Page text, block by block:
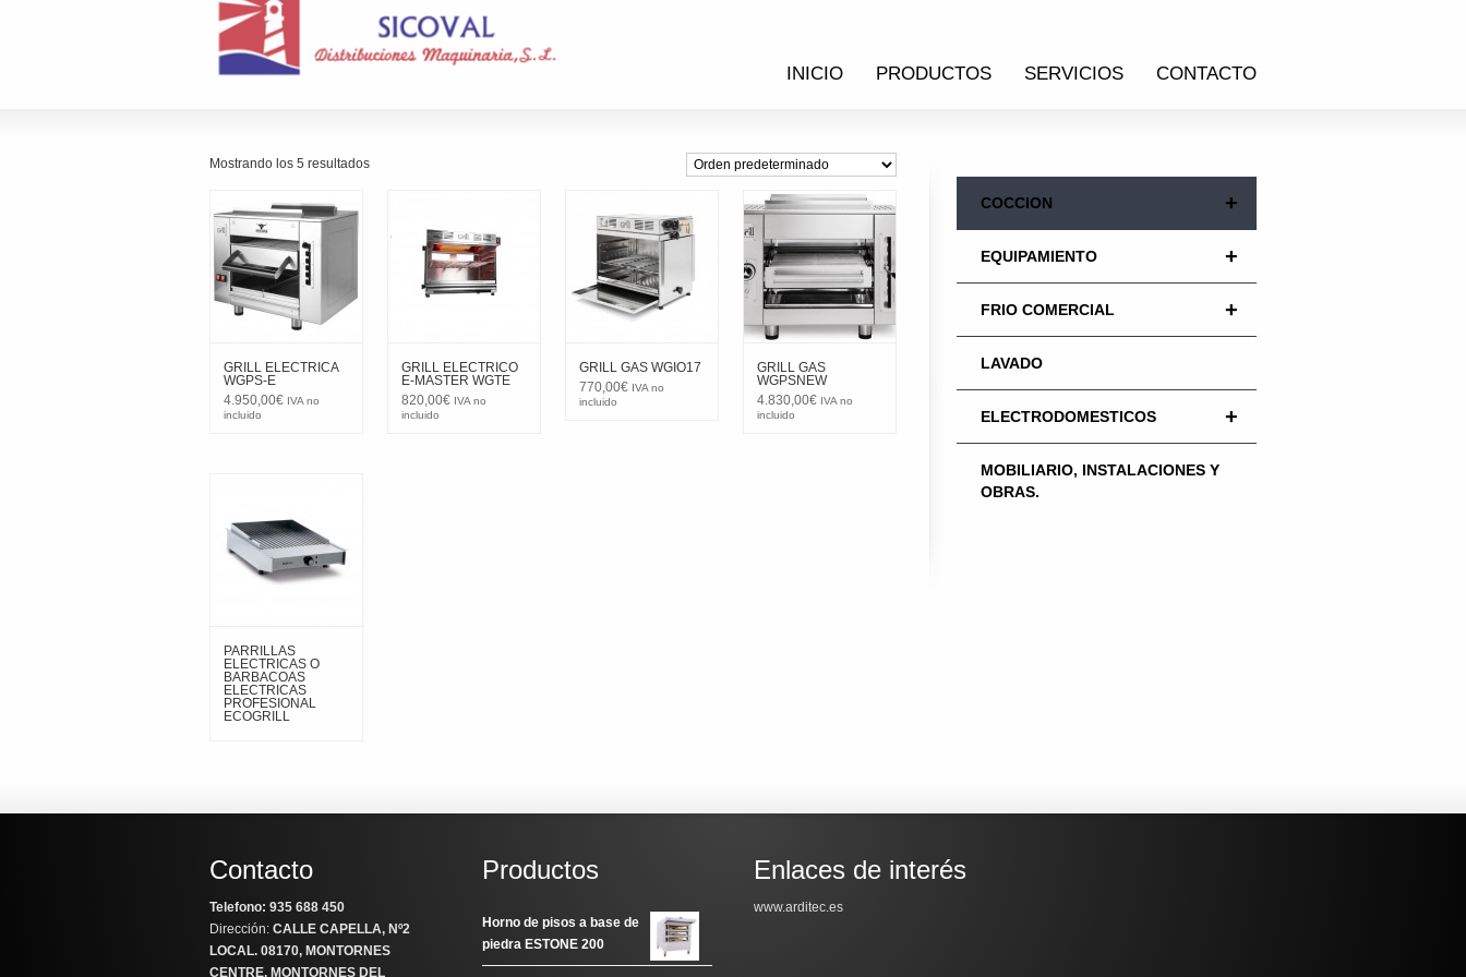
INICIO PRODUCTOS SERVICIOS CONTACTO
Mostrando los 5 resultados
GRILL ELECTRICA
WGPS-E
4.950,00€ IVA no
incluido
GRILL ELECTRICO
E-MASTER WGTE
820,00€ IVA no
incluido
GRILL GAS WGIO17
770,00€ IVA no
incluido
GRILL GAS
WGPSNEW
4.830,00€ IVA no
incluido
PARRILLAS
ELECTRICAS O
BARBACOAS
ELECTRICAS
PROFESIONAL
ECOGRILL
+
COCCION
+
EQUIPAMIENTO
+
FRIO COMERCIAL
LAVADO
+
ELECTRODOMESTICOS
MOBILIARIO, INSTALACIONES Y
OBRAS.
Contacto
Telefono: 935 688 450
Dirección: CALLE CAPELLA, Nº2
LOCAL. 08170, MONTORNES
CENTRE, MONTORNES DEL
Productos
Horno de pisos a base de
piedra ESTONE 200
Enlaces de interés
www.arditec.es